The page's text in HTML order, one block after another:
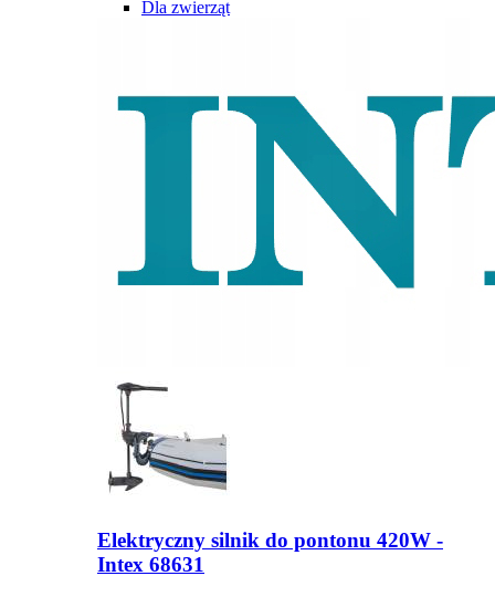
Dla zwierząt
Elektryczny silnik do pontonu 420W -
Intex 68631